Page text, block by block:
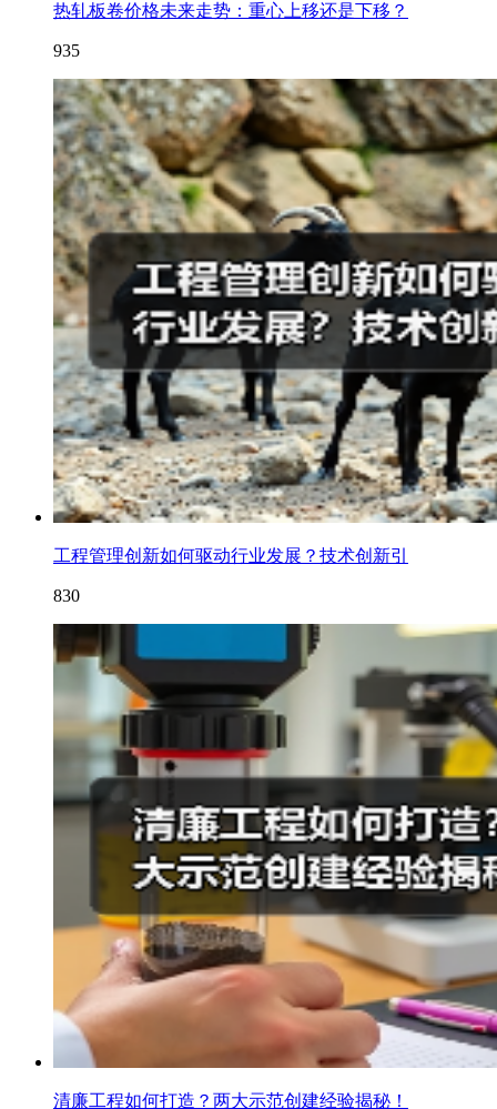
热轧板卷价格未来走势：重心上移还是下移？
935
工程管理创新如何驱动行业发展？技术创新引
830
清廉工程如何打造？两大示范创建经验揭秘！